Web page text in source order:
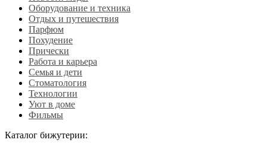
Оборудование и техника
Отдых и путешествия
Парфюм
Похудение
Прически
Работа и карьера
Семья и дети
Стоматология
Технологии
Уют в доме
Фильмы
Каталог бижутерии: